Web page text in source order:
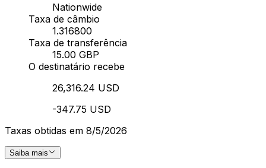
Nationwide
Taxa de câmbio
1.316800
Taxa de transferência
15.00 GBP
O destinatário recebe
26,316.24 USD
-347.75 USD
Taxas obtidas em 8/5/2026
Saiba mais